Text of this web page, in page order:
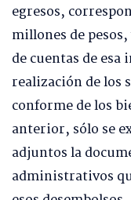
egresos,
millones de
de cuentas de
realización de los
conforme de los
anterior, sólo se
adjuntos la
administrativos